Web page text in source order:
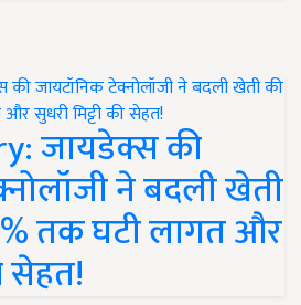
जायडेक्स की
ने बदली खेती
तक घटी लागत और
सेहत!